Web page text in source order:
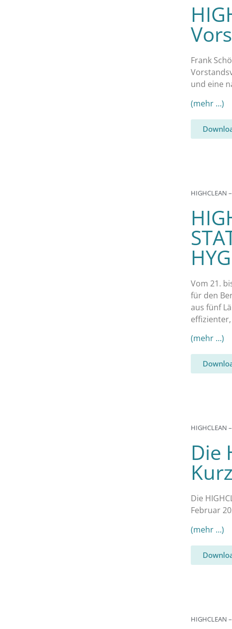
Frank
und eine
(mehr …)
HIGHCLEAN
Vom 21.
für den
aus fünf
(mehr …)
HIGHCLEAN
Die
Die
Februar
(mehr …)
HIGHCLEAN